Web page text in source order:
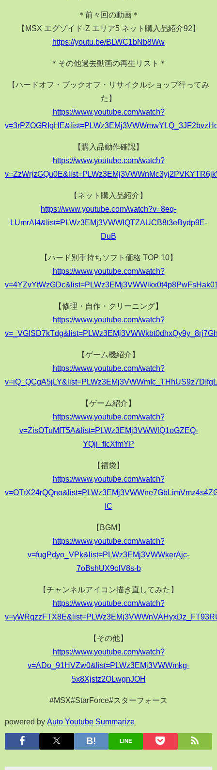
＊前々回の動画＊
【MSX エグゾイド-Z エリア5 ネット購入品紹介92】
https://youtu.be/BLWC1bNb8Ww
＊その他過去動画の再生リスト＊
【ハードオフ・ブックオフ・リサイクルショップ行ってみ
た】
https://www.youtube.com/watch?
【購入品動作確認】
https://www.youtube.com/watch?
【ネット購入品紹介】
https://www.youtube.com/watch?v=8eq-
LUmrAI4&list=PLWz3EMj3VWWlQTZAUCB8t3eBydp9E-
DuB
【ハード別手持ちソフト価格 TOP 10】
https://www.youtube.com/watch?
【修理・自作・クリーニング】
https://www.youtube.com/watch?
【ゲーム機紹介】
https://www.youtube.com/watch?
【ゲーム紹介】
https://www.youtube.com/watch?
v=ZisOTuMfT5A&list=PLWz3EMj3VWWlQ1oGZEQ-
YQji_fIcXfmYP
【福袋】
https://www.youtube.com/watch?
IC
【BGM】
https://www.youtube.com/watch?
v=fugPdyo_VPk&list=PLWz3EMj3VWWkerAjc-
7oBshUX9olV8s-b
【チャンネルアイコン描き直してみた】
https://www.youtube.com/watch?
【その他】
https://www.youtube.com/watch?
v=ADo_91HVZw0&list=PLWz3EMj3VWWmkg-
5x8Xjstz2OLwgnJOH
#MSX#StarForce#スターフォース
powered by Auto Youtube Summarize
LINE